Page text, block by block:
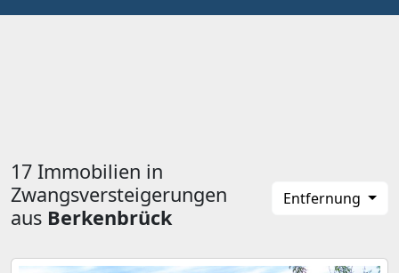
17 Immobilien in
Zwangsversteigerungen
aus Berkenbrück
Entfernung